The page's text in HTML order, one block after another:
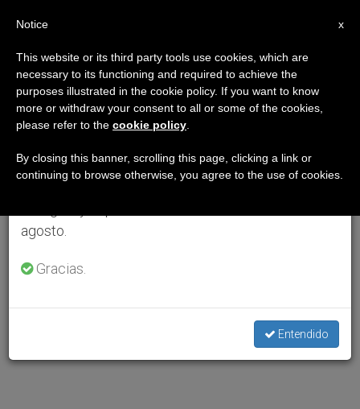
×
Aviso importante
Del 27 de julio al 7 de agosto haremos la pausa
anual, aprovechando que en el periodo de verano
se generan menos informaciones y también el
agosto.
Gracias.
Entendido
x
Notice
This website or its third party tools use cookies, which are
necessary to its functioning and required to achieve the
purposes illustrated in the cookie policy. If you want to know
more or withdraw your consent to all or some of the cookies,
please refer to the cookie policy
By closing this banner, scrolling this page, clicking a link or
continuing to browse otherwise, you agree to the use of cookies.